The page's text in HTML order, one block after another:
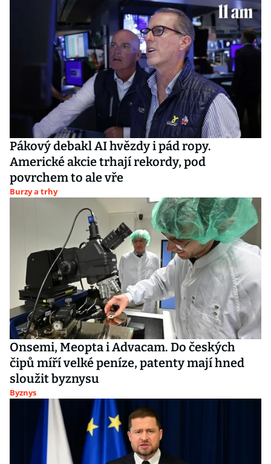
Pákový debakl AI hvězdy i pád ropy.
Americké akcie trhají rekordy, pod
povrchem to ale vře
Burzy a trhy
Onsemi, Meopta i Advacam. Do českých
čipů míří velké peníze, patenty mají hned
sloužit byznysu
Byznys